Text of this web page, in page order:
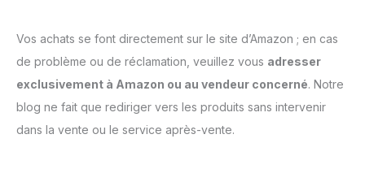
Vos achats se font directement sur le site d’Amazon ; en cas
de problème ou de réclamation, veuillez vous adresser
exclusivement à Amazon ou au vendeur concerné. Notre
blog ne fait que rediriger vers les produits sans intervenir
dans la vente ou le service après-vente.